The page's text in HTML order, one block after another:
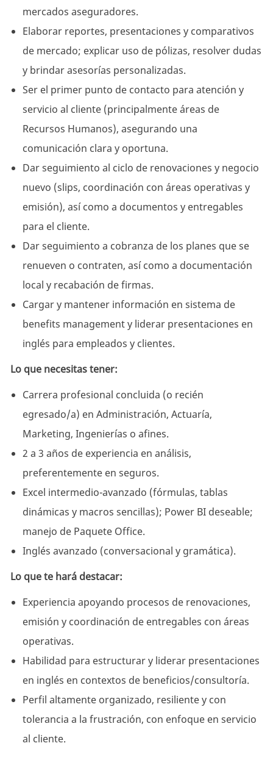
mercados aseguradores.
Elaborar reportes, presentaciones y comparativos
de mercado; explicar uso de pólizas, resolver dudas
y brindar asesorías personalizadas.
Ser el primer punto de contacto para atención y
servicio al cliente (principalmente áreas de
Recursos Humanos), asegurando una
comunicación clara y oportuna.
Dar seguimiento al ciclo de renovaciones y negocio
nuevo (slips, coordinación con áreas operativas y
emisión), así como a documentos y entregables
para el cliente.
Dar seguimiento a cobranza de los planes que se
renueven o contraten, así como a documentación
local y recabación de firmas.
Cargar y mantener información en sistema de
benefits management y liderar presentaciones en
inglés para empleados y clientes.
Lo que necesitas tener:
Carrera profesional concluida (o recién
egresado/a) en Administración, Actuaría,
Marketing, Ingenierías o afines.
2 a 3 años de experiencia en análisis,
preferentemente en seguros.
Excel intermedio-avanzado (fórmulas, tablas
dinámicas y macros sencillas); Power BI deseable;
manejo de Paquete Office.
Inglés avanzado (conversacional y gramática).
Lo que te hará destacar:
Experiencia apoyando procesos de renovaciones,
emisión y coordinación de entregables con áreas
operativas.
Habilidad para estructurar y liderar presentaciones
en inglés en contextos de beneficios/consultoría.
Perfil altamente organizado, resiliente y con
tolerancia a la frustración, con enfoque en servicio
al cliente.